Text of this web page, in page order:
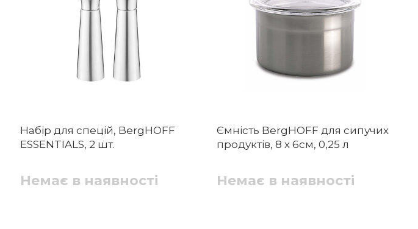
Набір для спецій, BergHOFF
ESSENTIALS, 2 шт.
Немає в наявності
Ємність BergHOFF для сипучих
продуктів, 8 х 6см, 0,25 л
Немає в наявності